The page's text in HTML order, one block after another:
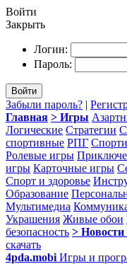
Войти
Закрыть
Логин:
Пароль:
Войти
Забыли пароль? |
Главная > Игры
Логические Стратегии
спортивные РПГ
Ролевые игры
игры Карточные игры
Спорт и здоровье
Образование
Мультимедиа
Украшения Живые обои
безопасность > Новости
скачать
4pda.mobi Игры и